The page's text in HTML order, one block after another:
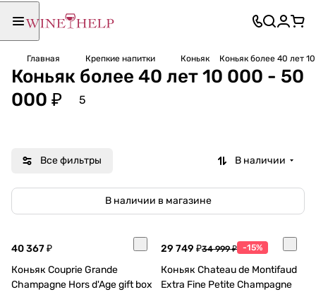
Главная Крепкие напитки Коньяк Коньяк более 40 лет
Коньяк более 40 лет 10 000 - 50
000 ₽
5
Все фильтры В наличии
В наличии в магазине
40 367 ₽
Коньяк Couprie Grande
Champagne Hors d'Age gift box
29 749 ₽34 999 ₽ -15%
Коньяк Chateau de Montifaud
Extra Fine Petite Champagne